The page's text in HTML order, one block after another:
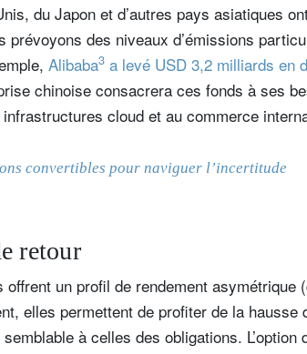
du Japon et d’autres pays asiatiques
prévoyons des niveaux d’émissions
Alibaba3 a levé USD 3,2 milliards en
chinoise consacrera ces fonds à ses
cloud et au commerce
convertibles pour naviguer l’incertitude
retour
un profil de rendement asymétrique
elles permettent de profiter de la
à celles des obligations. L’option